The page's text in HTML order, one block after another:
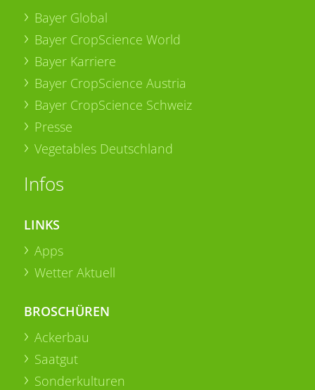
Bayer Global
Bayer CropScience World
Bayer Karriere
Bayer CropScience Austria
Bayer CropScience Schweiz
Presse
Vegetables Deutschland
Infos
LINKS
Apps
Wetter Aktuell
BROSCHÜREN
Ackerbau
Saatgut
Sonderkulturen